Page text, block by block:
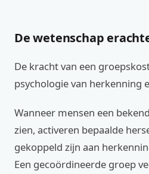
De wetenschap
De kracht van een
psychologie van herkenning
Wanneer mensen een
zien, activeren bepaalde
gekoppeld zijn aan
Een gecoördineerde groep